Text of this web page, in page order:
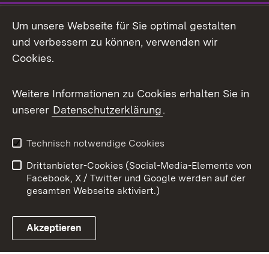
X / Twitter
Youtube
Link zum Landesportal
Kontakt
Datenschutz
Barrierefreiheit
Impressum
Cookies
Um unsere Webseite für Sie optimal gestalten
und verbessern zu können, verwenden wir
Cookies.
Weitere Informationen zu Cookies erhalten Sie in
unserer Datenschutzerklärung.
Technisch notwendige Cookies
Drittanbieter-Cookies (Social-Media-Elemente von
Facebook, X / Twitter und Google werden auf der
gesamten Webseite aktiviert.)
Akzeptieren